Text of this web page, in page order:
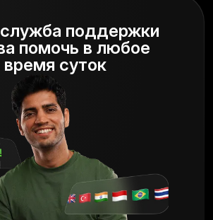
поддержки
помочь в любое
время суток